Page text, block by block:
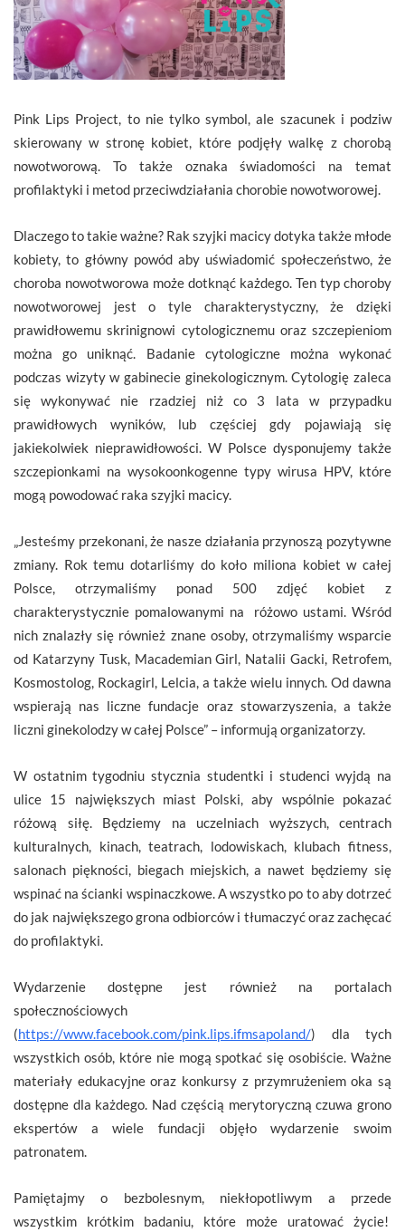
Pink Lips Project, to nie tylko symbol, ale szacunek i podziw
skierowany w stronę kobiet, które podjęły walkę z chorobą
nowotworową. To także oznaka świadomości na temat
profilaktyki i metod przeciwdziałania chorobie nowotworowej.
Dlaczego to takie ważne? Rak szyjki macicy dotyka także młode
kobiety, to główny powód aby uświadomić społeczeństwo, że
choroba nowotworowa może dotknąć każdego. Ten typ choroby
nowotworowej jest o tyle charakterystyczny, że dzięki
prawidłowemu skrinignowi cytologicznemu oraz szczepieniom
można go uniknąć. Badanie cytologiczne można wykonać
podczas wizyty w gabinecie ginekologicznym. Cytologię zaleca
się wykonywać nie rzadziej niż co 3 lata w przypadku
prawidłowych wyników, lub częściej gdy pojawiają się
jakiekolwiek nieprawidłowości. W Polsce dysponujemy także
szczepionkami na wysokoonkogenne typy wirusa HPV, które
mogą powodować raka szyjki macicy.
„Jesteśmy przekonani, że nasze działania przynoszą pozytywne
zmiany. Rok temu dotarliśmy do koło miliona kobiet w całej
Polsce, otrzymaliśmy ponad 500 zdjęć kobiet z
charakterystycznie pomalowanymi na różowo ustami. Wśród
nich znalazły się również znane osoby, otrzymaliśmy wsparcie
od Katarzyny Tusk, Macademian Girl, Natalii Gacki, Retrofem,
Kosmostolog, Rockagirl, Lelcia, a także wielu innych. Od dawna
wspierają nas liczne fundacje oraz stowarzyszenia, a także
liczni ginekolodzy w całej Polsce” – informują organizatorzy.
W ostatnim tygodniu stycznia studentki i studenci wyjdą na
ulice 15 największych miast Polski, aby wspólnie pokazać
różową siłę. Będziemy na uczelniach wyższych, centrach
kulturalnych, kinach, teatrach, lodowiskach, klubach fitness,
salonach piękności, biegach miejskich, a nawet będziemy się
wspinać na ścianki wspinaczkowe. A wszystko po to aby dotrzeć
do jak największego grona odbiorców i tłumaczyć oraz zachęcać
do profilaktyki.
Wydarzenie dostępne jest również na portalach
społecznościowych
(https://www.facebook.com/pink.lips.ifmsapoland/) dla tych
wszystkich osób, które nie mogą spotkać się osobiście. Ważne
materiały edukacyjne oraz konkursy z przymrużeniem oka są
dostępne dla każdego. Nad częścią merytoryczną czuwa grono
ekspertów a wiele fundacji objęło wydarzenie swoim
patronatem.
Pamiętajmy o bezbolesnym, niekłopotliwym a przede
wszystkim krótkim badaniu, które może uratować życie!